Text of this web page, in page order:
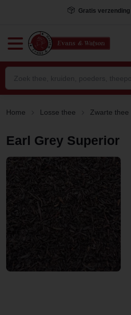
Gratis verzending
Home Losse thee Zwarte thee
Earl Grey Superior